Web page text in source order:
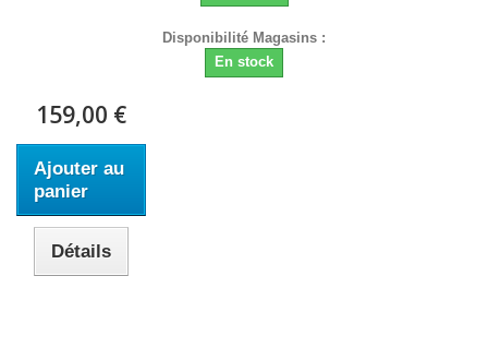
Disponibilité Magasins :
En stock
159,00 €
Ajouter au
panier
Détails